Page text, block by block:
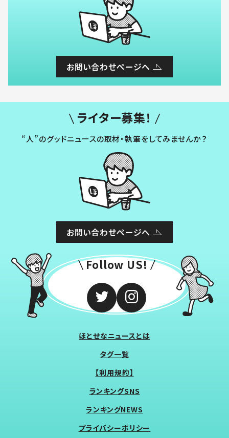
お問い合わせページへ
ライター募集！
“人”のグッドニュースの取材・執筆をしてみませんか？
お問い合わせページへ
Follow US!
ほとせなニュースとは
タグ一覧
【利用規約】
ランキングSNS
ランキングNEWS
プライバシーポリシー